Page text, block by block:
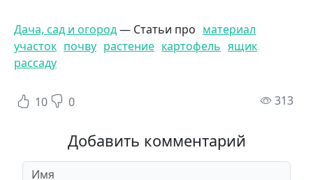
Дача, сад и огород— Статьи про материал
участок почву растение картофель ящик
рассаду
10 0 313
Добавить комментарий